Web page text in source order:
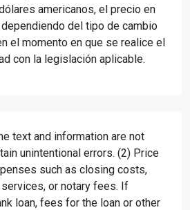
americanos, el precio en
del tipo de cambio
el momento en que se realice el
con la legislación aplicable.
text and information are not
unintentional errors. (2) Price
such as closing costs,
or notary fees. If
loan, fees for the loan or other